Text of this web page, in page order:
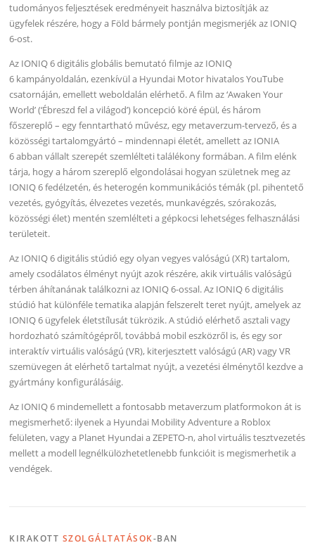
tudományos feljesztések eredményeit használva biztosítják az
ügyfelek részére, hogy a Föld bármely pontján megismerjék az IONIQ
6-ost.
Az IONIQ 6 digitális globális bemutató filmje az IONIQ
6 kampányoldalán, ezenkívül a Hyundai Motor hivatalos YouTube
csatornáján, emellett weboldalán elérhető. A film az ‘Awaken Your
World’ (‘Ébreszd fel a világod’) koncepció köré épül, és három
főszereplő – egy fenntartható művész, egy metaverzum-tervező, és a
közösségi tartalomgyártó – mindennapi életét, amellett az IONIA
6 abban vállalt szerepét szemlélteti találékony formában. A film elénk
tárja, hogy a három szereplő elgondolásai hogyan születnek meg az
IONIQ 6 fedélzetén, és heterogén kommunikációs témák (pl. pihentető
vezetés, gyógyítás, élvezetes vezetés, munkavégzés, szórakozás,
közösségi élet) mentén szemlélteti a gépkocsi lehetséges felhasználási
területeit.
Az IONIQ 6 digitális stúdió egy olyan vegyes valóságú (XR) tartalom,
amely csodálatos élményt nyújt azok részére, akik virtuális valóságú
térben áhítanának találkozni az IONIQ 6-ossal. Az IONIQ 6 digitális
stúdió hat különféle tematika alapján felszerelt teret nyújt, amelyek az
IONIQ 6 ügyfelek életstílusát tükrözik. A stúdió elérhető asztali vagy
hordozható számítógépről, továbbá mobil eszközről is, és egy sor
interaktív virtuális valóságú (VR), kiterjesztett valóságú (AR) vagy VR
szemüvegen át elérhető tartalmat nyújt, a vezetési élménytől kezdve a
gyártmány konfigurálásáig.
Az IONIQ 6 mindemellett a fontosabb metaverzum platformokon át is
megismerhető: ilyenek a Hyundai Mobility Adventure a Roblox
felületen, vagy a Planet Hyundai a ZEPETO-n, ahol virtuális tesztvezetés
mellett a modell legnélkülözhetetlenebb funkcióit is megismerhetik a
vendégek.
KIRAKOTT SZOLGÁLTATÁSOK-BAN